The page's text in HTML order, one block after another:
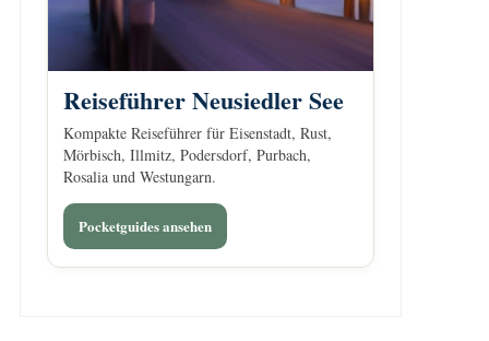
Reiseführer Neusiedler See
Kompakte Reiseführer für Eisenstadt, Rust,
Mörbisch, Illmitz, Podersdorf, Purbach,
Rosalia und Westungarn.
Pocketguides ansehen